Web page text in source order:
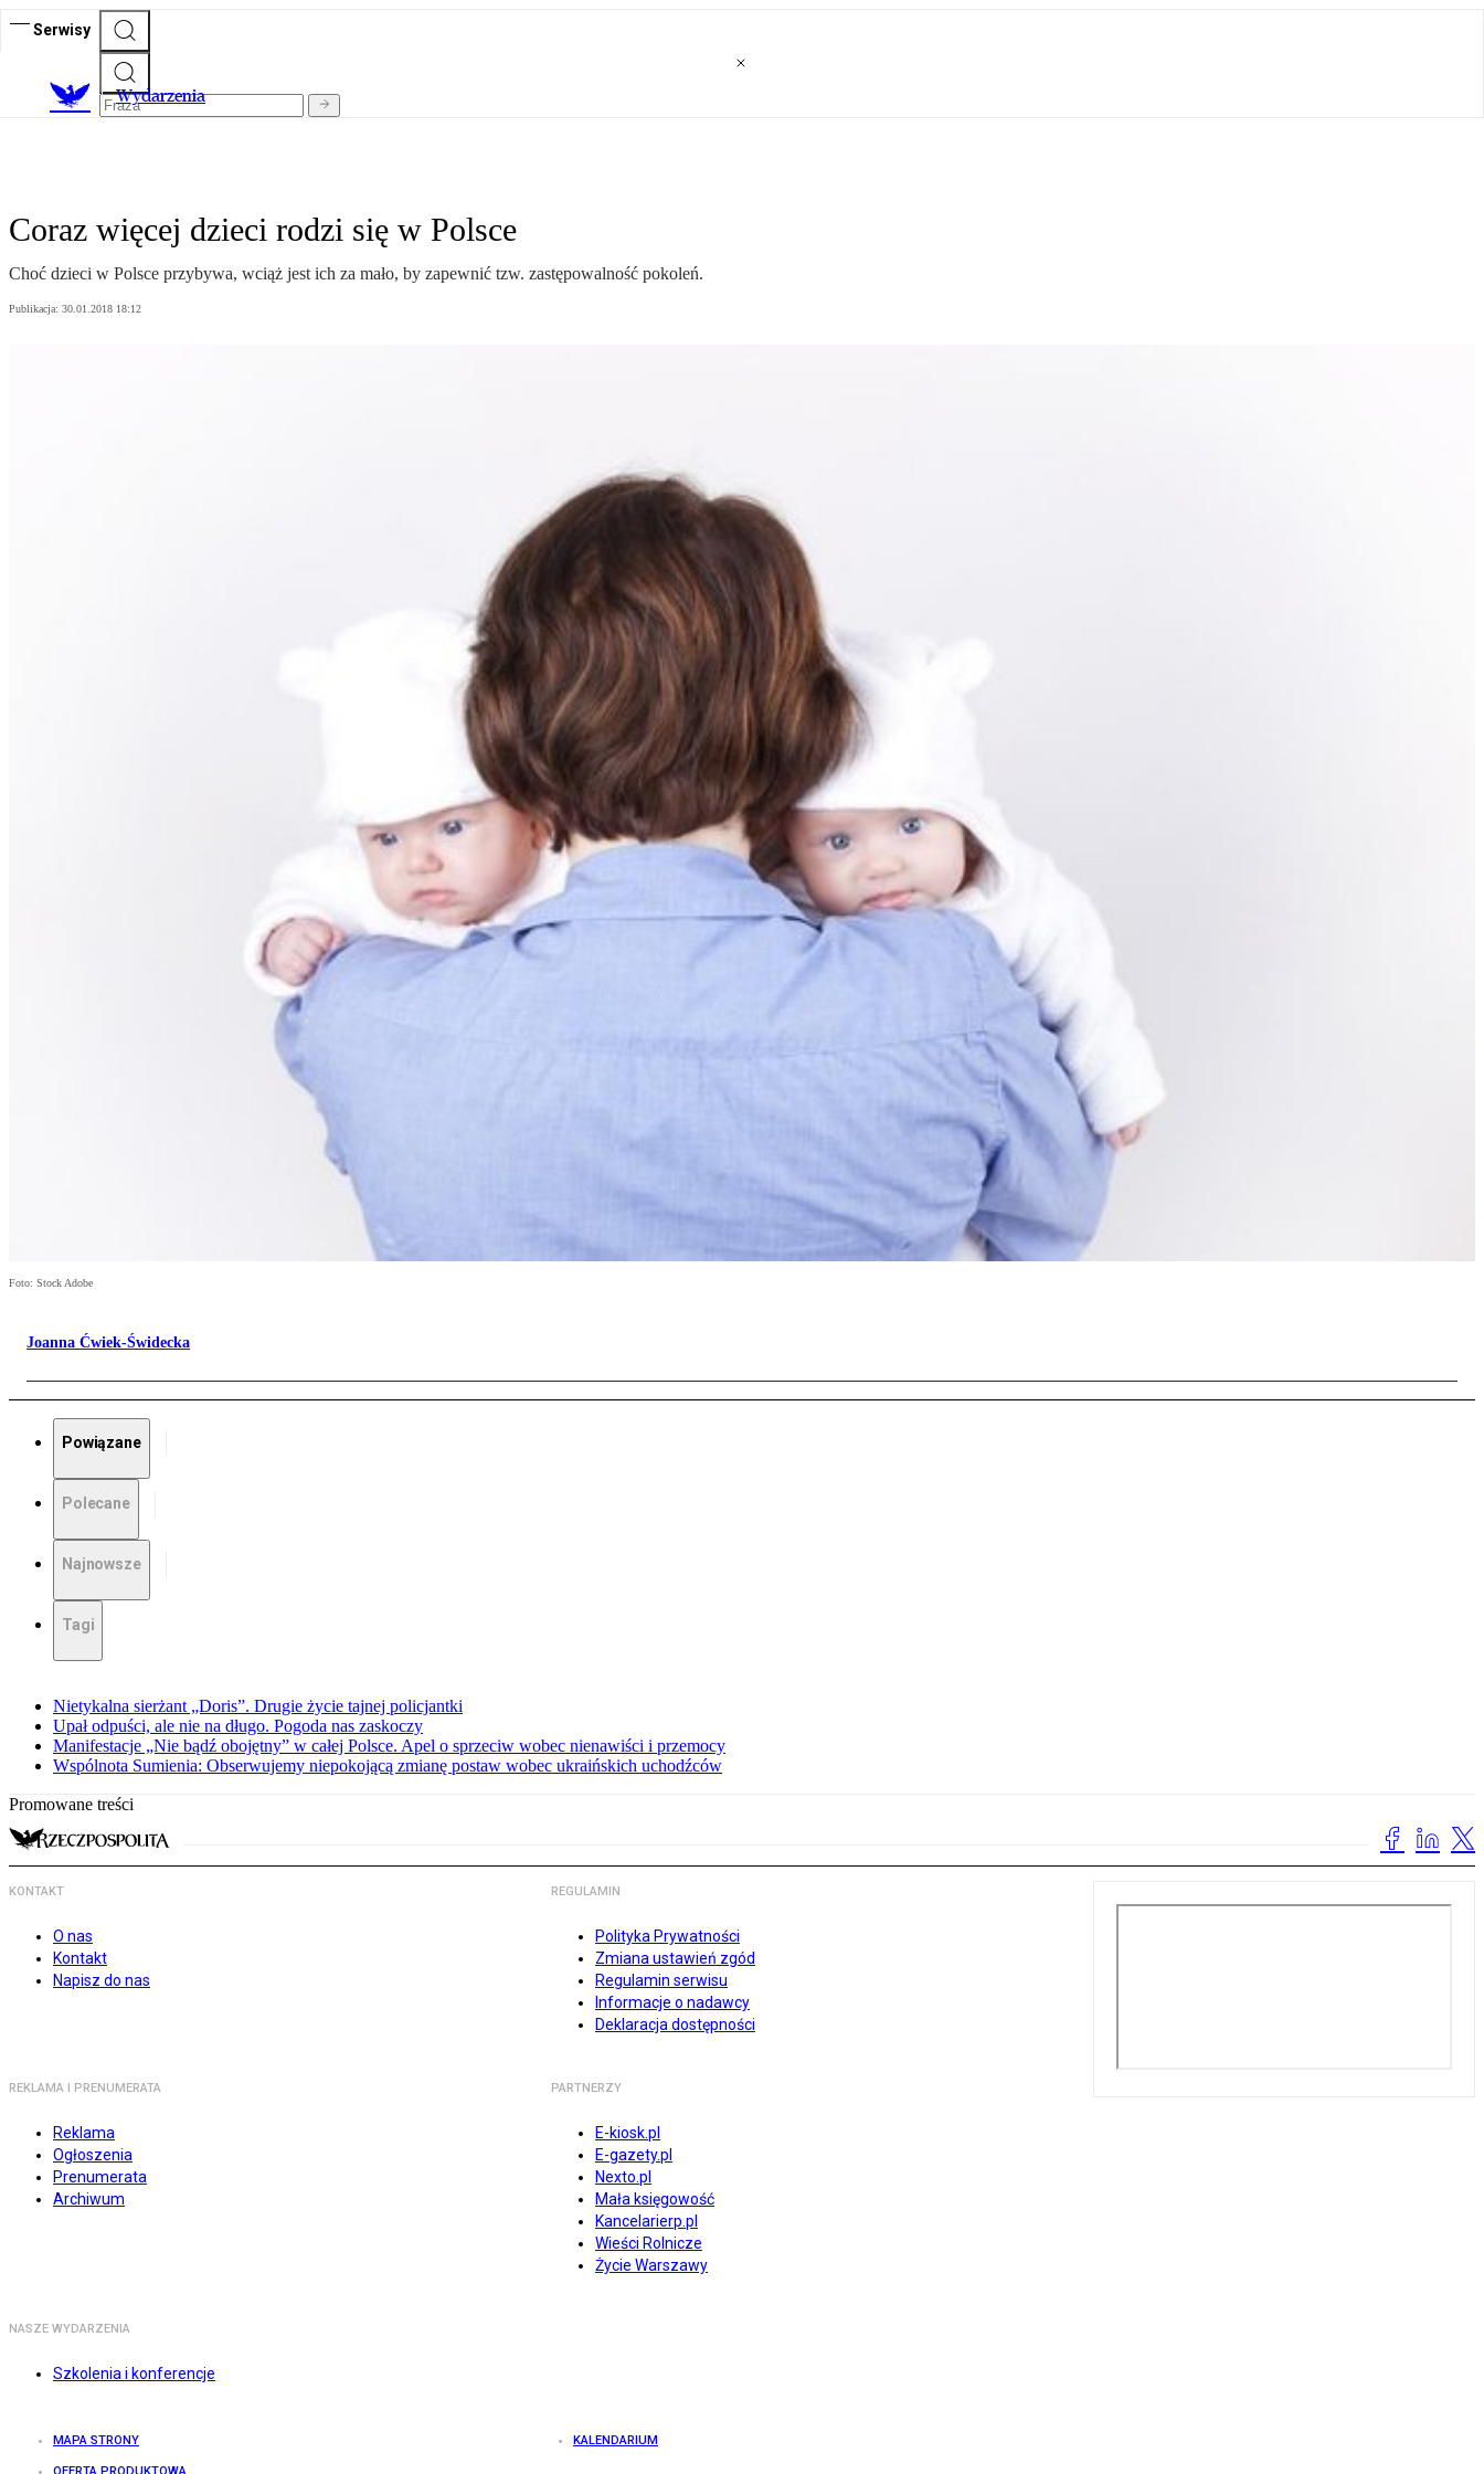
Serwisy
Wydarzenia
Coraz więcej dzieci rodzi się w Polsce
Choć dzieci w Polsce przybywa, wciąż jest ich za mało, by zapewnić tzw. zastępowalność pokoleń.
Publikacja: 30.01.2018 18:12
Foto: Stock Adobe
Joanna Ćwiek-Świdecka
Powiązane
Polecane
Najnowsze
Tagi
Nietykalna sierżant „Doris”. Drugie życie tajnej policjantki
Upał odpuści, ale nie na długo. Pogoda nas zaskoczy
Manifestacje „Nie bądź obojętny” w całej Polsce. Apel o sprzeciw wobec nienawiści i przemocy
Wspólnota Sumienia: Obserwujemy niepokojącą zmianę postaw wobec ukraińskich uchodźców
Promowane treści
KONTAKT
O nas
Kontakt
Napisz do nas
REGULAMIN
Polityka Prywatności
Zmiana ustawień zgód
Regulamin serwisu
Informacje o nadawcy
Deklaracja dostępności
REKLAMA I PRENUMERATA
Reklama
Ogłoszenia
Prenumerata
Archiwum
PARTNERZY
E-kiosk.pl
E-gazety.pl
Nexto.pl
Mała księgowość
Kancelarierp.pl
Wieści Rolnicze
Życie Warszawy
NASZE WYDARZENIA
Szkolenia i konferencje
MAPA STRONY KALENDARIUM